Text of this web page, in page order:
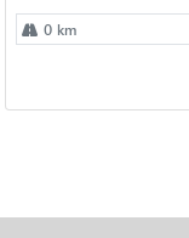
0 km